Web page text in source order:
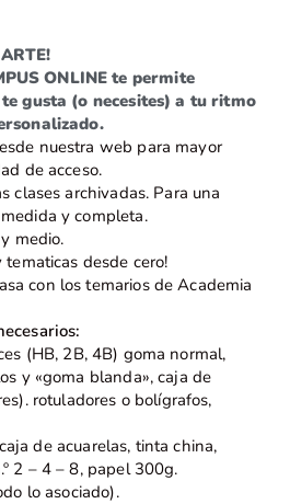
ONLINE te permite
gusta (o necesites) a tu ritmo
nuestra web para mayor
de acceso.
clases archivadas. Para una
y completa.
medio.
tematicas desde cero!
con los temarios de Academia
(HB, 2B, 4B) goma normal,
y «goma blanda», caja de
rotuladores o bolígrafos,
caja de acuarelas, tinta china,
2 – 4 – 8, papel 300g.
lo asociado).